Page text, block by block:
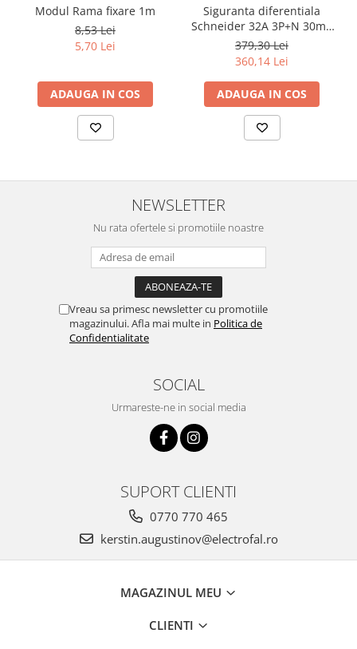
Modul Rama fixare 1m
8,53 Lei
5,70 Lei
ADAUGA IN COS
Siguranta diferentiala
Schneider 32A 3P+N 30mA
curba C tipAC 4,5kA RCBO
Easy9 EZ9D32732
379,30 Lei
360,14 Lei
ADAUGA IN COS
NEWSLETTER
Nu rata ofertele si promotiile noastre
Vreau sa primesc newsletter cu promotiile
magazinului. Afla mai multe in Politica de
Confidentialitate
SOCIAL
Urmareste-ne in social media
SUPORT CLIENTI
0770 770 465
kerstin.augustinov@electrofal.ro
MAGAZINUL MEU
CLIENTI